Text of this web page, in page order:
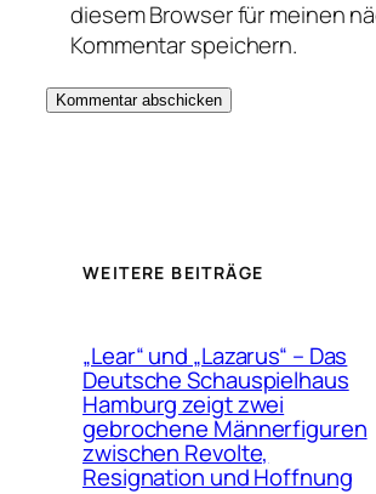
diesem Browser für meinen
Kommentar speichern.
WEITERE BEITRÄGE
„Lear“ und „Lazarus“ – Das
Deutsche Schauspielhaus
Hamburg zeigt zwei
gebrochene Männerfiguren
zwischen Revolte,
Resignation und Hoffnung